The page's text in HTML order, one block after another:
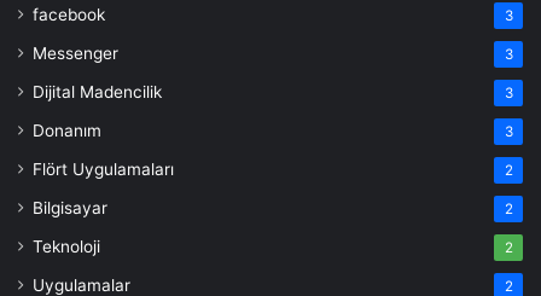
facebook 3
Messenger 3
Dijital Madencilik 3
Donanım 3
Flört Uygulamaları 2
Bilgisayar 2
Teknoloji 2
Uygulamalar 2